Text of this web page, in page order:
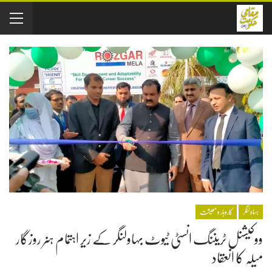
بہاولنگر کاروبار و معیشت
ووکیشنل ٹریننگ انسٹی ٹیوٹ بہاولنگر کے زیر اہتمام ہنر روزگار
میلہ کا انعقاد